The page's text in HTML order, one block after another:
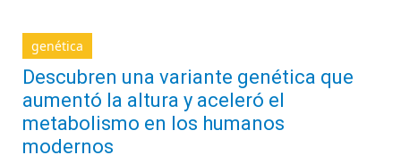
genética
Descubren una variante genética que
aumentó la altura y aceleró el
metabolismo en los humanos
modernos